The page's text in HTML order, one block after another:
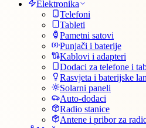
Elektronika
Telefoni
Tableti
Pametni satovi
Punjači i baterije
Kablovi i adapteri
Dodaci za telefone i
Rasvjeta i baterijske
Solarni paneli
Auto-dodaci
Radio stanice
Antene i pribor za